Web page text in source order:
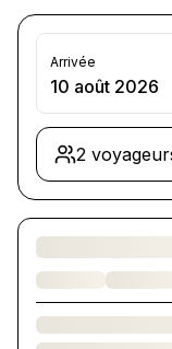
Arrivée
10 août 2026
2
Chargement des